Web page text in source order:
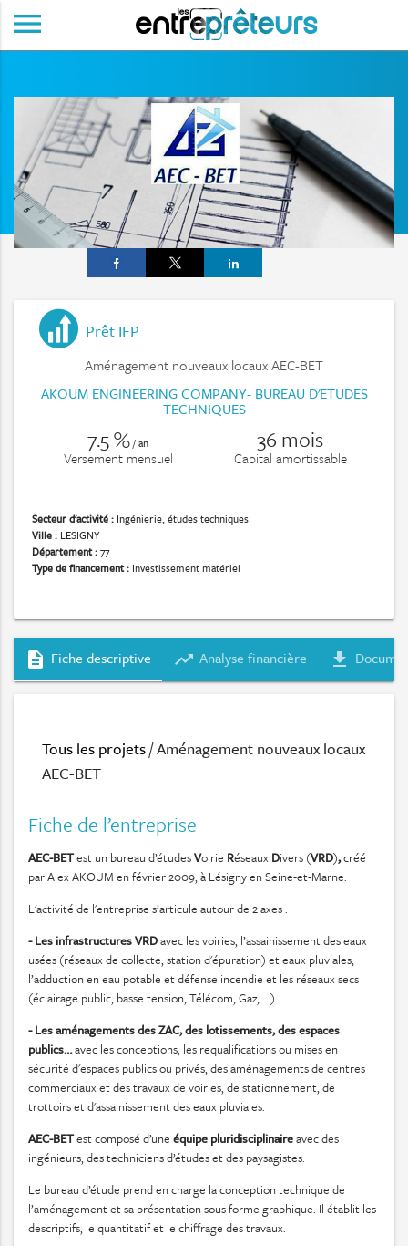
menu
Prêt IFP
Aménagement nouveaux locaux AEC-BET
AKOUM ENGINEERING COMPANY- BUREAU D'ETUDES
TECHNIQUES
7.5 %/ an
Versement mensuel
36 mois
Capital amortissable
Secteur d'activité : Ingénierie, études techniques
Ville : LESIGNY
Département :77
Type de financement : Investissement matériel
description Fiche descriptive trending_up Analyse financière file_download
Tous les projets/ Aménagement nouveaux locaux
AEC-BET
Fiche de l’entreprise
AEC-BETest un bureau d’étudesVoirie Réseaux Divers (VRD),créé
par Alex AKOUM en février 2009, à Lésigny en Seine-et-Marne.
L'activité de l'entreprise s’articule autour de 2 axes :
- Les infrastructures VRDavec les voiries, l’assainissement des eaux
usées (réseaux de collecte, station d'épuration) et eaux pluviales,
l’adduction en eau potable et défense incendie et les réseaux secs
(éclairage public, basse tension, Télécom, Gaz, ...)
- Les aménagements des ZAC, des lotissements, des espaces
publics…avec les conceptions, les requalifications ou mises en
sécurité d'espaces publics ou privés, des aménagements de centres
commerciaux et des travaux de voiries, de stationnement, de
trottoirs et d'assainissement des eaux pluviales.
AEC-BETest composé d’une équipe pluridisciplinaireavec des
ingénieurs, des techniciens d’études et des paysagistes.
Le bureau d’étude prend en charge la conception technique de
l’aménagement et sa présentation sous forme graphique. Il établit les
descriptifs, le quantitatif et le chiffrage des travaux.